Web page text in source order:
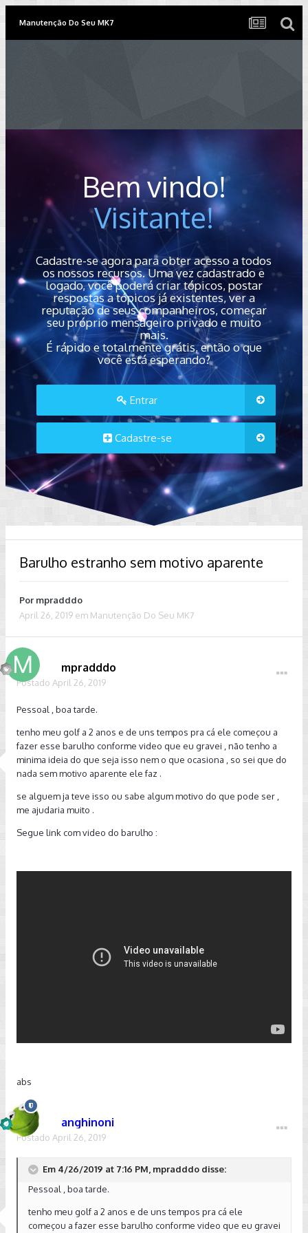
Manutenção Do Seu MK7
Bem vindo!
Visitante!
Cadastre-se agora para obter acesso a todos
os nossos recursos. Uma vez cadastrado e
logado, você poderá criar tópicos, postar
respostas a tópicos já existentes, ver a
reputação de seus companheiros, começar
seu próprio mensageiro privado e muito
mais.
É rápido e totalmente grátis, então o que
você está esperando?
Entrar
Cadastre-se
Barulho estranho sem motivo aparente
Por mpradddo
April 26, 2019 em Manutenção Do Seu MK7
mpradddo
Postado April 26, 2019
Pessoal , boa tarde.
tenho meu golf a 2 anos e de uns tempos pra cá ele começou a
fazer esse barulho conforme video que eu gravei , não tenho a
minima ideia do que seja isso nem o que ocasiona , so sei que do
nada sem motivo aparente ele faz .
se alguem ja teve isso ou sabe algum motivo do que pode ser ,
me ajudaria muito .
Segue link com video do barulho :
abs
anghinoni
Postado April 26, 2019
Em 4/26/2019 at 7:16 PM, mpradddo disse:
Pessoal , boa tarde.
tenho meu golf a 2 anos e de uns tempos pra cá ele
começou a fazer esse barulho conforme video que eu gravei